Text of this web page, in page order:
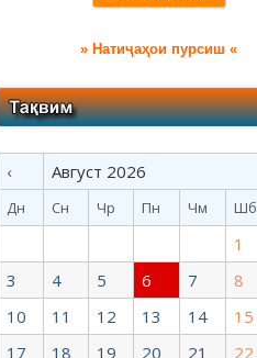
» Натиҷаҳои пурсиш «
‹ Август 2026
Дн Сн Чр Пн Чм Шб
1
3
4 5 6 7 8
10
11 12 13 14 15
17
18 19 20 21 22